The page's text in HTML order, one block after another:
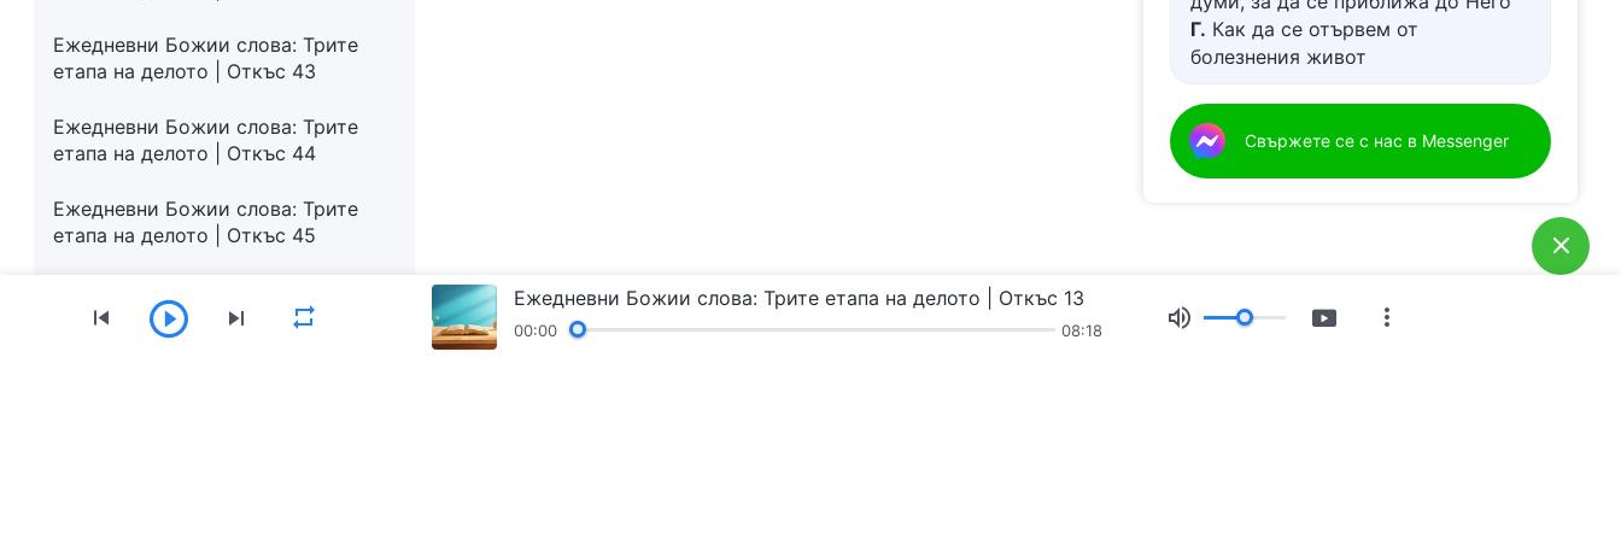
Ежедневни Божии слова: Трите
етапа на делото | Откъс 43
Ежедневни Божии слова: Трите
етапа на делото | Откъс 44
Ежедневни Божии слова: Трите
етапа на делото | Откъс 45
Г. Как да се отървем от
болезнения живот
Свържете се с нас в Messenger
Ежедневни Божии слова: Трите етапа на делото | Откъс 13
00:00 08:18